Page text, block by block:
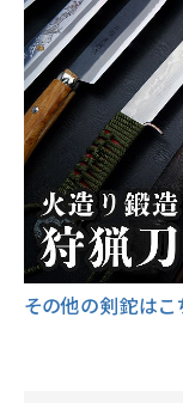
その他の剣鉈はこ